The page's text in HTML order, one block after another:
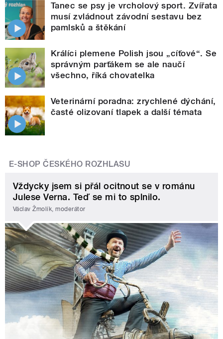
Tanec se psy je vrcholový sport. Zvířata
musí zvládnout závodní sestavu bez
pamlsků a štěkání
Králíci plemene Polish jsou „cíťové“. Se
správným parťákem se ale naučí
všechno, říká chovatelka
Veterinární poradna: zrychlené dýchání,
časté olizovaní tlapek a další témata
E-SHOP ČESKÉHO ROZHLASU
Vždycky jsem si přál ocitnout se v románu
Julese Verna. Teď se mi to splnilo.
Václav Žmolík, moderátor